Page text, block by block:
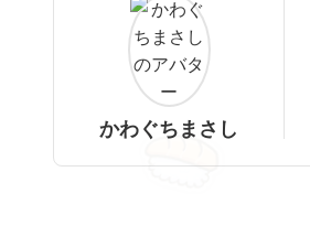
かわぐちまさし